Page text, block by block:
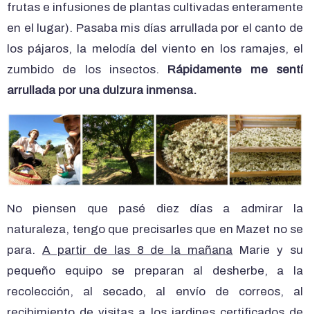
frutas e infusiones de plantas cultivadas enteramente
en el lugar). Pasaba mis días arrullada por el canto de
los pájaros, la melodía del viento en los ramajes, el
zumbido de los insectos. Rápidamente me sentí
arrullada por una dulzura inmensa.
No piensen que pasé diez días a admirar la
naturaleza, tengo que precisarles que en Mazet no se
para. A partir de las 8 de la mañana Marie y su
pequeño equipo se preparan al desherbe, a la
recolección, al secado, al envío de correos, al